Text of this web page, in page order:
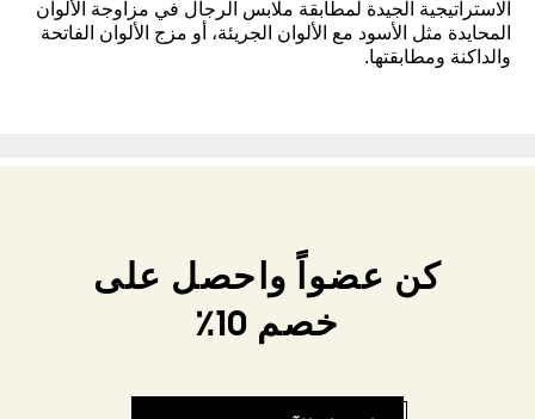
الاستراتيجية الجيدة لمطابقة ملابس الرجال في مزاوجة الألوان
المحايدة مثل الأسود مع الألوان الجريئة، أو مزج الألوان الفاتحة
والداكنة ومطابقتها.
كن عضواً واحصل على
خصم 10٪